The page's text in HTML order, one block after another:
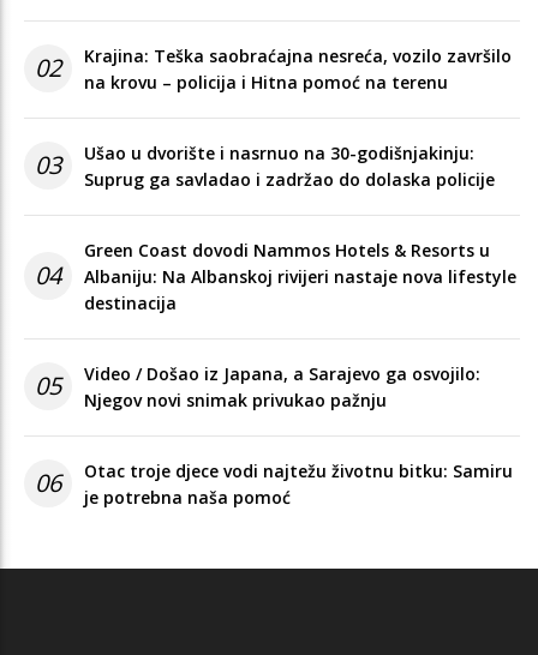
02
Krajina: Teška saobraćajna nesreća, vozilo završilo
na krovu – policija i Hitna pomoć na terenu
03
Ušao u dvorište i nasrnuo na 30-godišnjakinju:
Suprug ga savladao i zadržao do dolaska policije
04
Green Coast dovodi Nammos Hotels & Resorts u
Albaniju: Na Albanskoj rivijeri nastaje nova lifestyle
destinacija
05
Video / Došao iz Japana, a Sarajevo ga osvojilo:
Njegov novi snimak privukao pažnju
06
Otac troje djece vodi najtežu životnu bitku: Samiru
je potrebna naša pomoć